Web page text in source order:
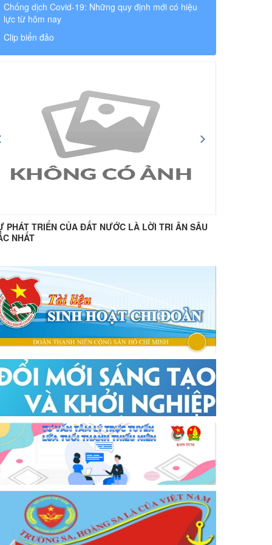
Chống dịch Covid-19: Những quy định mới có hiệu
lực từ hôm nay
Clip biển đảo
PHÁT TRIỂN CỦA ĐẤT NƯỚC LÀ LỜI TRI ÂN SÂU
NHẤT